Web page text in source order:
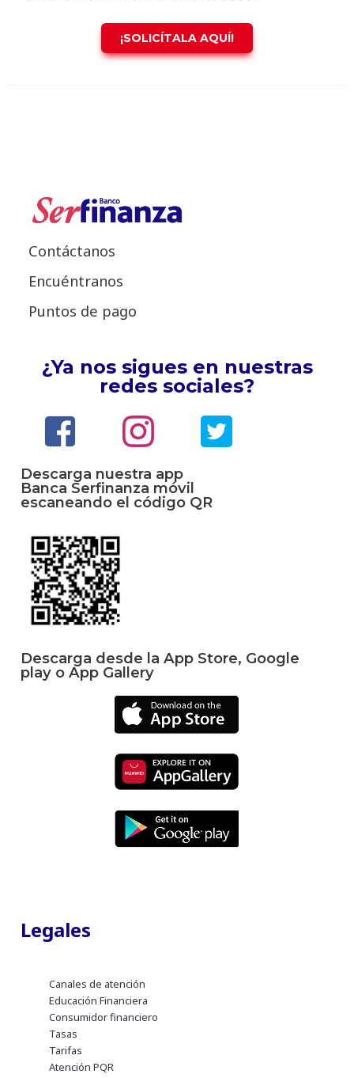
¡SOLICÍTALA AQUÍ!
Contáctanos
Encuéntranos
Puntos de pago
¿Ya nos sigues en nuestras
redes sociales?
Descarga nuestra app
Banca Serfinanza móvil
escaneando el código QR
Descarga desde la App Store, Google
play o App Gallery
Legales
Canales de atención
Educación Financiera
Consumidor financiero
Tasas
Tarifas
Atención PQR